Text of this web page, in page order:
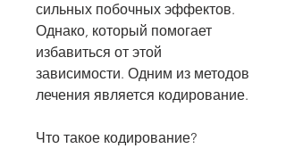
сильных побочных эффектов.
Однако, который помогает
избавиться от этой
зависимости. Одним из методов
лечения является кодирование.
Что такое кодирование?